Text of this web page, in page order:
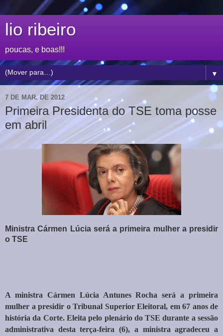
lio ribeiro
poucas, e boas!!!
▼
7 DE MAR. DE 2012
Primeira Presidenta do TSE toma posse
em abril
Ministra Cármen Lúcia será a primeira mulher a presidir
o TSE
A ministra Cármen Lúcia Antunes Rocha será a primeira
mulher a presidir o Tribunal Superior Eleitoral, em 67 anos de
história da Corte. Eleita pelo plenário do TSE durante a sessão
administrativa desta terça-feira (6), a ministra agradeceu a